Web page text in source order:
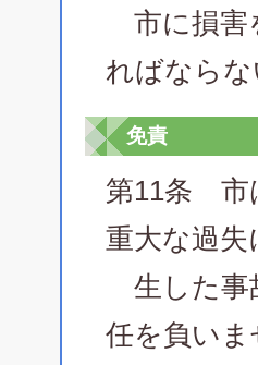
市に損害
ればなら
免責
第11条 市
重大な過
生した事
任を負い